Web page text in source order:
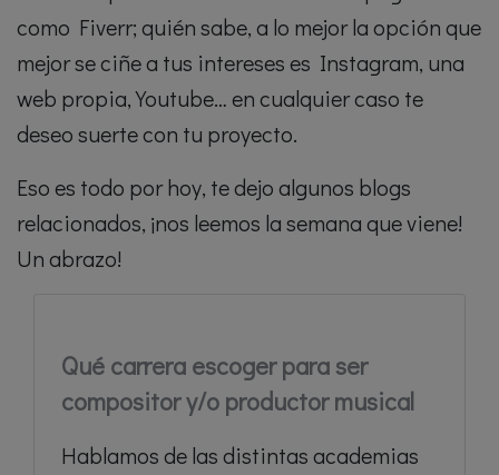
como Fiverr; quién sabe, a lo mejor la opción que
mejor se ciñe a tus intereses es Instagram, una
web propia, Youtube… en cualquier caso te
deseo suerte con tu proyecto.
Eso es todo por hoy, te dejo algunos blogs
relacionados, ¡nos leemos la semana que viene!
Un abrazo!
Qué carrera escoger para ser
compositor y/o productor musical
Hablamos de las distintas academias